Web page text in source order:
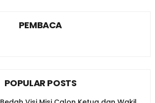
PEMBACA
POPULAR POSTS